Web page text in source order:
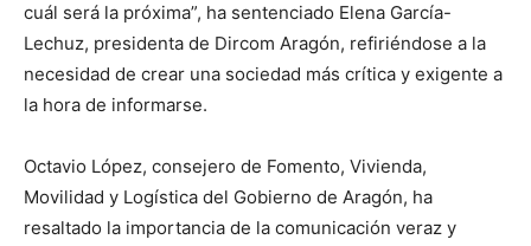
cuál será la próxima”, ha sentenciado Elena García-
Lechuz, presidenta de Dircom Aragón, refiriéndose a la
necesidad de crear una sociedad más crítica y exigente a
la hora de informarse.
Octavio López, consejero de Fomento, Vivienda,
Movilidad y Logística del Gobierno de Aragón, ha
resaltado la importancia de la comunicación veraz y